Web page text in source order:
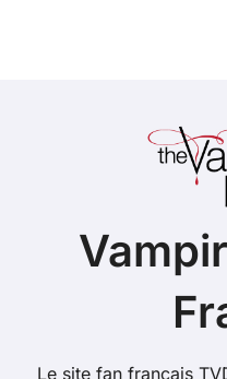
Le site fan français